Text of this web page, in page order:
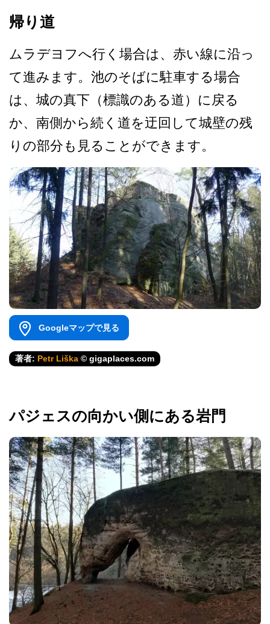
帰り道
ムラデヨフへ行く場合は、赤­い線に沿っ
て進みます。池のそばに駐車する場合
は、­城の真下（標識のある道）に戻る
か、南側から続く道­を迂回して城壁の残
りの部分も見ることができます。
Googleマップで見る
著者: Petr Liška © gigaplaces.com
パジェスの向かい側にある岩門